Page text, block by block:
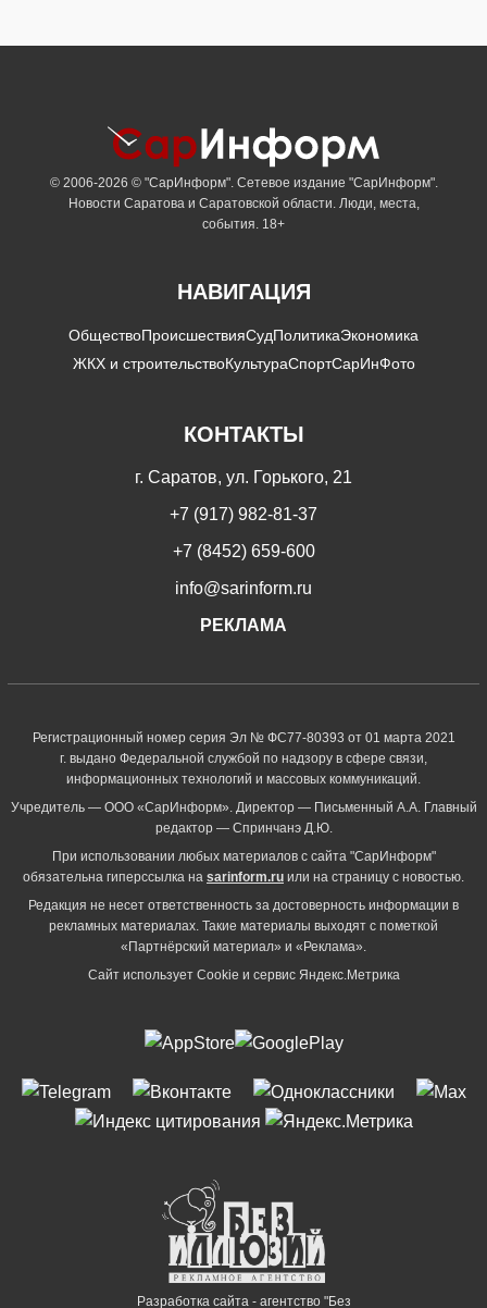
© 2006-2026 © "СарИнформ". Сетевое издание "СарИнформ".
Новости Саратова и Саратовской области. Люди, места,
события. 18+
НАВИГАЦИЯ
ОбществоПроисшествияСудПолитикаЭкономика
ЖКХ и строительствоКультураСпортСарИнФото
КОНТАКТЫ
г. Саратов, ул. Горького, 21
+7 (917) 982-81-37
+7 (8452) 659-600
info@sarinform.ru
РЕКЛАМА
Регистрационный номер серия Эл № ФС77-80393 от 01 марта 2021
г. выдано Федеральной службой по надзору в сфере связи,
информационных технологий и массовых коммуникаций.
Учредитель — ООО «СарИнформ». Директор — Письменный А.А. Главный
редактор — Спринчанэ Д.Ю.
При использовании любых материалов с сайта "СарИнформ"
обязательна гиперссылка на sarinform.ru или на страницу с новостью.
Редакция не несет ответственность за достоверность информации в
рекламных материалах. Такие материалы выходят с пометкой
«Партнёрский материал» и «Реклама».
Сайт использует Cookie и сервиc Яндекс.Метрика
Разработка сайта - агентство "Без